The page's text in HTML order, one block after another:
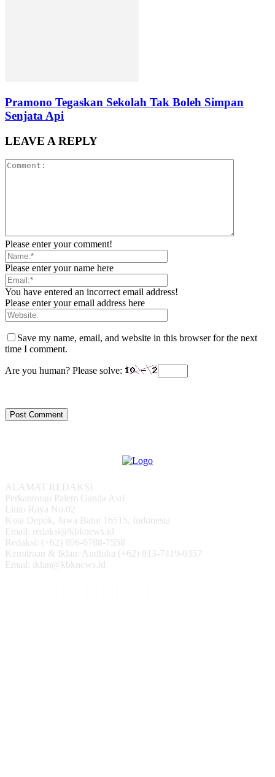
Pramono Tegaskan Sekolah Tak Boleh Simpan
Senjata Api
LEAVE A REPLY
Please enter your comment!
Please enter your name here
You have entered an incorrect email address!
Please enter your email address here
Save my name, email, and website in this browser for the next
time I comment.
Are you human? Please solve:
ALAMAT REDAKSI
Perkantoran Palem Ganda Asri
Limo Raya No.02
Kota Depok, Jawa Barat 16515, Indonesia
Email: redaksi@kbknews.id
Redaksi: (+62) 896-6788-7558
Kemitraan & Iklan: Andhika (+62) 813-7419-0357
Email: iklan@kbknews.id